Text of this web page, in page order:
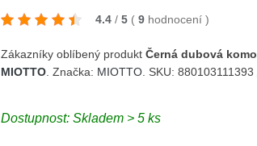
4.4 / 5 ( 9 hodnocení)
Zákazníky oblíbený produktČerná dubová
MIOTTO . Značka: MIOTTO . SKU: 880103111393
Dostupnost: Skladem > 5 ks